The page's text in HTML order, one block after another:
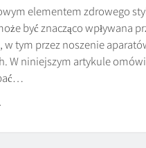
elementem zdrowego
być znacząco wpływana
w tym przez noszenie
W niniejszym artykule